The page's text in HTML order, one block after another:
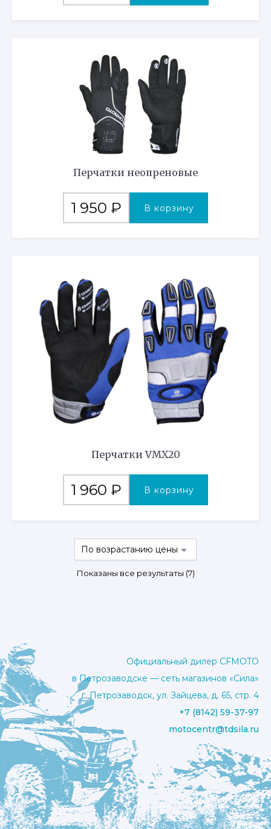
Перчатки неопреновые
1 950 ₽ В корзину
Перчатки VMX20
1 960 ₽ В корзину
Показаны все результаты (7)Цены:
Официальный дилер CFMOTO
в Петрозаводске — сеть магазинов «Сила»
г. Петрозаводск, ул. Зайцева, д. 65, стр. 4
+7 (8142) 59-37-97
motocentr@tdsila.ru